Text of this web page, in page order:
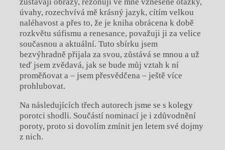
úvahy, rozechvívá mě krásný jazyk, cítím velkou
naléhavost a přes to, že je kniha obrácena k době
rozkvětu súfismu a renesance, považuji ji za velice
současnou a aktuální. Tuto sbírku jsem
bezvýhradně přijala za svou, zůstává se mnou a už
teď jsem zvědavá, jak se bude můj vztah k ní
proměňovat a – jsem přesvědčena – ještě více
prohlubovat.
Na následujících třech autorech jsme se s kolegy
porotci shodli. Součástí nominací je i zdůvodnění
poroty, proto si dovolím zmínit jen letem své dojmy
z nich.